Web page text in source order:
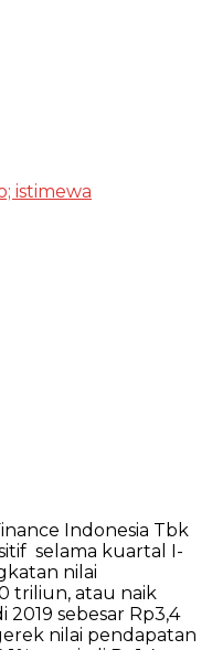
istimewa
Indonesia Tbk
selama kuartal I-
nilai
triliun, atau naik
2019 sebesar Rp3,4
nilai pendapatan